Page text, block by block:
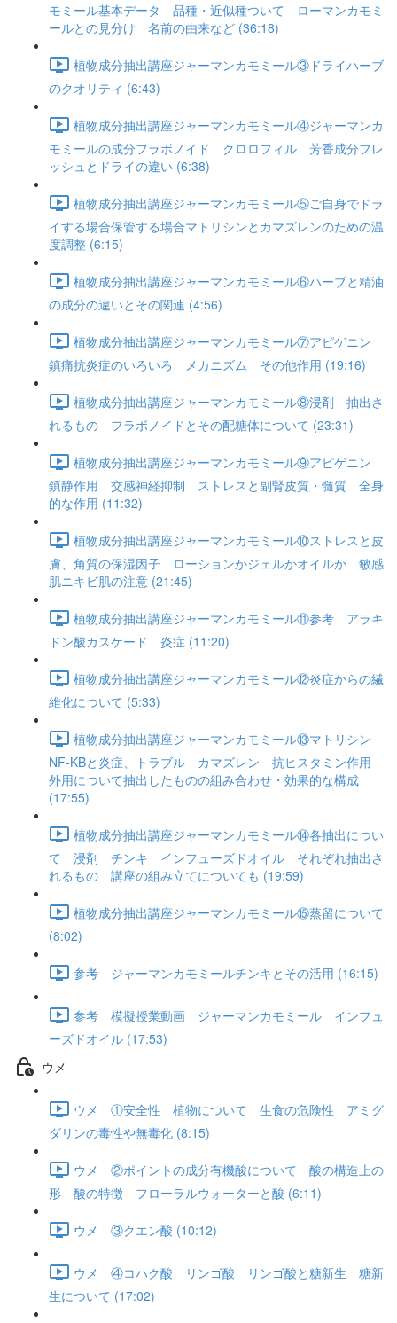
モミール基本データ 品種・近似種ついて ローマンカモミ
ールとの見分け 名前の由来など (36:18)
植物成分抽出講座ジャーマンカモミール③ドライハーブ
のクオリティ (6:43)
植物成分抽出講座ジャーマンカモミール④ジャーマンカ
モミールの成分フラボノイド クロロフィル 芳香成分フレ
ッシュとドライの違い (6:38)
植物成分抽出講座ジャーマンカモミール⑤ご自身でドラ
イする場合保管する場合マトリシンとカマズレンのための温
度調整 (6:15)
植物成分抽出講座ジャーマンカモミール⑥ハーブと精油
の成分の違いとその関連 (4:56)
植物成分抽出講座ジャーマンカモミール⑦アピゲニン
鎮痛抗炎症のいろいろ メカニズム その他作用 (19:16)
植物成分抽出講座ジャーマンカモミール⑧浸剤 抽出さ
れるもの フラボノイドとその配糖体について (23:31)
植物成分抽出講座ジャーマンカモミール⑨アピゲニン
鎮静作用 交感神経抑制 ストレスと副腎皮質・髄質 全身
的な作用 (11:32)
植物成分抽出講座ジャーマンカモミール⑩ストレスと皮
膚、角質の保湿因子 ローションかジェルかオイルか 敏感
肌ニキビ肌の注意 (21:45)
植物成分抽出講座ジャーマンカモミール⑪参考 アラキ
ドン酸カスケード 炎症 (11:20)
植物成分抽出講座ジャーマンカモミール⑫炎症からの繊
維化について (5:33)
植物成分抽出講座ジャーマンカモミール⑬マトリシン
NF-KBと炎症、トラブル カマズレン 抗ヒスタミン作用
外用について抽出したものの組み合わせ・効果的な構成
(17:55)
植物成分抽出講座ジャーマンカモミール⑭各抽出につい
て 浸剤 チンキ インフューズドオイル それぞれ抽出さ
れるもの 講座の組み立てについても (19:59)
植物成分抽出講座ジャーマンカモミール⑮蒸留について
(8:02)
参考 ジャーマンカモミールチンキとその活用 (16:15)
参考 模擬授業動画 ジャーマンカモミール インフュ
ーズドオイル (17:53)
ウメ
ウメ ①安全性 植物について 生食の危険性 アミグ
ダリンの毒性や無毒化 (8:15)
ウメ ②ポイントの成分有機酸について 酸の構造上の
形 酸の特徴 フローラルウォーターと酸 (6:11)
ウメ ③クエン酸 (10:12)
ウメ ④コハク酸 リンゴ酸 リンゴ酸と糖新生 糖新
生について (17:02)